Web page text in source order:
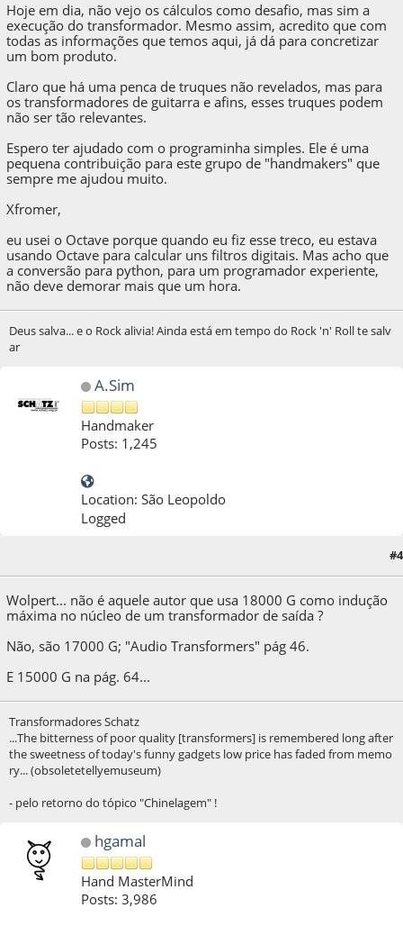
Hoje em dia, não vejo os cálculos como desafio, mas sim a
execução do transformador. Mesmo assim, acredito que com
todas as informações que temos aqui, já dá para concretizar
um bom produto.
Claro que há uma penca de truques não revelados, mas para
os transformadores de guitarra e afins, esses truques podem
não ser tão relevantes.
Espero ter ajudado com o programinha simples. Ele é uma
pequena contribuição para este grupo de "handmakers" que
sempre me ajudou muito.
Xfromer,
eu usei o Octave porque quando eu fiz esse treco, eu estava
usando Octave para calcular uns filtros digitais. Mas acho que
a conversão para python, para um programador experiente,
não deve demorar mais que um hora.
Deus salva... e o Rock alivia! Ainda está em tempo do Rock 'n' Roll te salv
ar
A.Sim
Handmaker
Posts: 1,245
Location: São Leopoldo
Logged
: 04 de April de 2020, as 14:12:22 by A.Sim#4
Wolpert... não é aquele autor que usa 18000 G como indução
máxima no núcleo de um transformador de saída ?
Não, são 17000 G; "Audio Transformers" pág 46.
E 15000 G na pág. 64...
Transformadores Schatz
...The bitterness of poor quality [transformers] is remembered long after
the sweetness of today's funny gadgets low price has faded from memo
ry... (obsoletetellyemuseum)
- pelo retorno do tópico "Chinelagem" !
hgamal
Hand MasterMind
Posts: 3,986